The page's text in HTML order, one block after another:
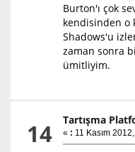
Burton'ı çok
kendisinden o
Shadows'u
zaman sonra
ümitliyim.
14 Tartışma
« : 11 Kasım